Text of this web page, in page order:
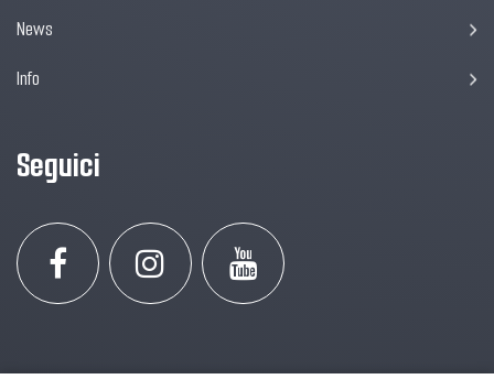
News
Info
Seguici